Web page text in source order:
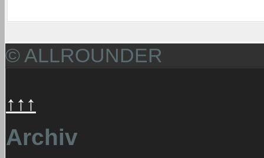
© ALLROUNDER
↑↑↑
Archiv